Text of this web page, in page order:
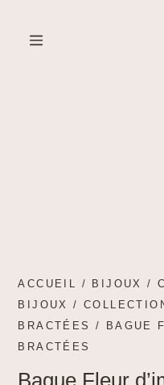
ACCUEIL / BIJOUX /
BIJOUX
/
BRACTÉES
/ BAGUE
BRACTÉES
Bague Fleur